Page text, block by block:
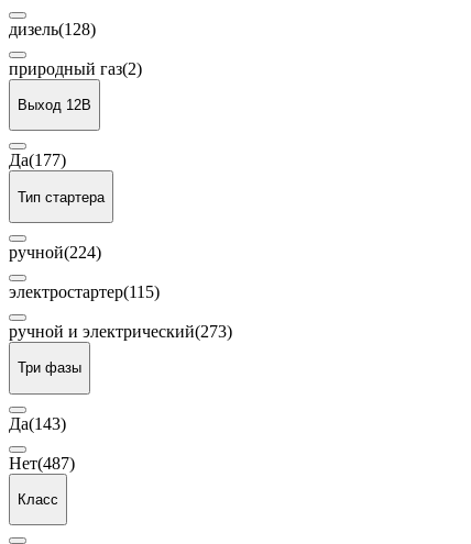
дизель(128)
природный газ(2)
Выход 12В
Да(177)
Тип стартера
ручной(224)
электростартер(115)
ручной и электрический(273)
Три фазы
Да(143)
Нет(487)
Класс